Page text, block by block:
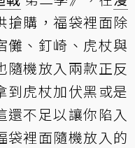
搶購，福袋裡面除
儺、釘崎、虎杖與
隨機放入兩款正反
到虎杖加伏黑或是
還不足以讓你陷入
袋裡面隨機放入的